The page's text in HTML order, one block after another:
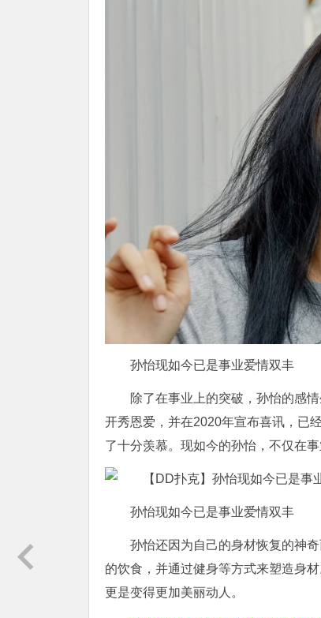
孙怡现如今已是事业爱情双丰
除了在事业上的突破，孙怡的感
开秀恩爱，并在2020年宣布喜讯，已
了十分羡慕。现如今的孙怡，不仅在
孙怡现如今已是事业爱情双丰
孙怡还因为自己的身材恢复的神
的饮食，并通过健身等方式来塑造身
更是变得更加美丽动人。